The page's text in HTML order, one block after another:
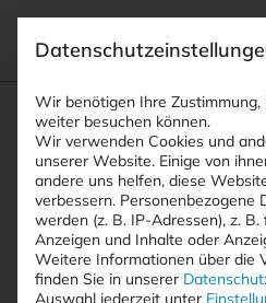
Suchfeld
Breadcrumb-Navigation
STARTSEITE CVE-2024-58136
Wir benötigen Ihre
weiter besuchen können.
Wir verwenden Cookies und
unserer Website. Einige von
andere uns helfen, diese
verbessern. Personenbezogene
werden (z. B. IP-Adressen), z.
Anzeigen und Inhalte oder
Weitere Informationen über die
finden Sie in unserer
Auswahl jederzeit unter